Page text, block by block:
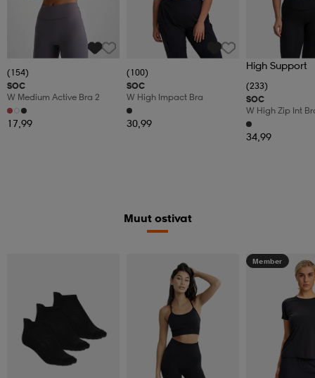
(154)
SOC
W Medium Active Bra 2
17,99
(100)
SOC
W High Impact Bra
30,99
High Support
(233)
SOC
W High Zip Int
34,99
Muut ostivat
Member